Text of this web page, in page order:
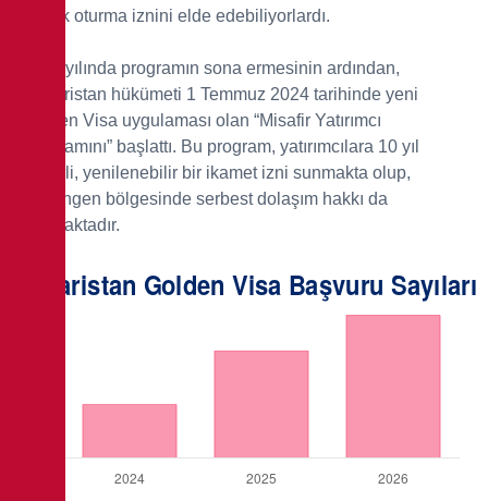
alarak oturma iznini elde edebiliyorlardı.
2017 yılında programın sona ermesinin ardından,
Macaristan hükümeti 1 Temmuz 2024 tarihinde yeni
Golden Visa uygulaması olan “Misafir Yatırımcı
Programını” başlattı. Bu program, yatırımcılara 10 yıl
geçerli, yenilenebilir bir ikamet izni sunmakta olup,
Schengen bölgesinde serbest dolaşım hakkı da
tanımaktadır.